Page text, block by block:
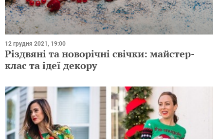
12 грудня 2021, 19:00
Різдвяні та новорічні свічки: майстер-
клас та ідеї декору